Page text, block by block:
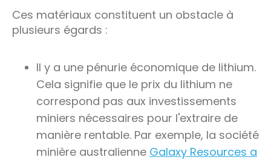
Ces matériaux constituent un obstacle à
plusieurs égards :
Il y a une pénurie économique de lithium.
Cela signifie que le prix du lithium ne
correspond pas aux investissements
miniers nécessaires pour l'extraire de
manière rentable. Par exemple, la société
minière australienne Galaxy Resources a